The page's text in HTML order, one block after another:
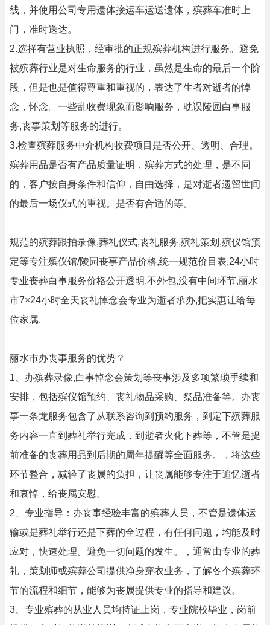
线，并使用公司专用遗体接运车运送遗体，殡葬车准时上
门，准时送达。
2.选择有营业执照，经审批的正规殡葬机构进行服务。避免
被殡葬行业是对生命服务的行业，虽然是生命的最后一个阶
段，但是也是值得尊重和重视的，表达了生者对逝者的悼
念，怀念。一些乱收费现象而影响服务，耽误陵园白事服
务,丧事策划等服务的进行。
3.检查殡葬服务中介机构收费项目是否公开、透明、合理。
殡葬用品是否有产品质量证明，殡葬方式的处理，是不同
的，客户按自身条件和信仰，自由选择，是对逝者遗留世间
的最后一场仪式的重视。是否有合适的等。
规范的殡葬跟拍录像,葬礼仪式,丧礼服务,殡礼策划,殡仪馆预
定等专注殡仪馆/陵园丧事产品价格,统一规范价目表,24小时
专业丧葬白事服务价格公开透明.不外包,没有中间环节,丽水
市7×24小时全天丧礼悼念会专业为逝者承办,把实惠让给每
位家属.
丽水市办丧事服务的优势？
1、办殡葬录像,白事悼念会策划等丧事涉及多项繁琐手续和
安排，包括殡仪馆预约、丧礼物品采购、祭品准备等。办丧
事一条龙服务包含了从联系咨询到预约服务，到定下殡葬服
务内容一直到葬礼举行完成，到逝者火化下葬等，不管是提
前准备的丧葬用品到后期的周年提醒等全面服务。，将这些
环节整合，减轻了丧属的负担，让丧属能够专注于追忆逝者
和哀悼，给丧属安慰。
2、专业指导：办丧事经验丰富的殡葬人员，不管是遗体运
输或是葬礼举行还是下葬的全过程，有任何问题，均能及时
应对，快速处理。避免一切问题的发生。，通常由专业的葬
礼，策划师或殡葬公司提供净身穿衣业务，了解各个殡葬环
节的流程和细节，能够为丧属提供专业的指导和建议。
3、专业殡葬的从业人员均持证上岗，专业院校毕业，岗前